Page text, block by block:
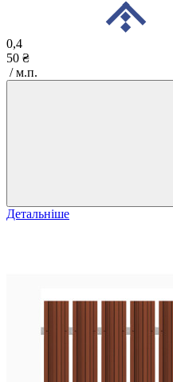
0,4
50 ₴
/ м.п.
Детальніше